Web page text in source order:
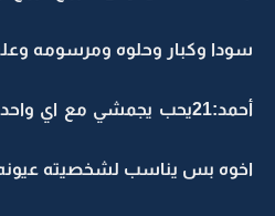
سودا وكبار وحلوه ومرسومه
أحمد:21يحب يجمشي مع اي
اخوه بس يناسب لشخصيته